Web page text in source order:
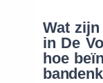
Wat
in De
hoe